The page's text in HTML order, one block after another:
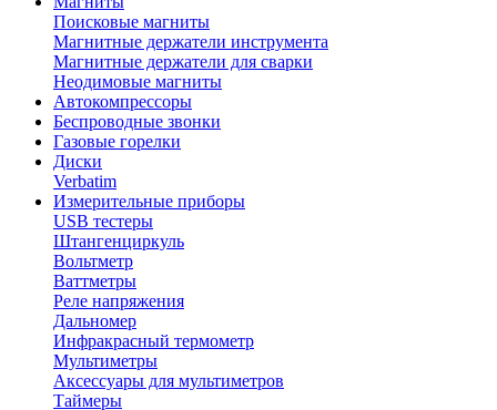
Поисковые магниты
Магнитные держатели инструмента
Магнитные держатели для сварки
Неодимовые магниты
Автокомпрессоры
Беспроводные звонки
Газовые горелки
Диски
Verbatim
Измерительные приборы
USB тестеры
Штангенциркуль
Вольтметр
Ваттметры
Реле напряжения
Дальномер
Инфракрасный термометр
Мультиметры
Аксессуары для мультиметров
Таймеры